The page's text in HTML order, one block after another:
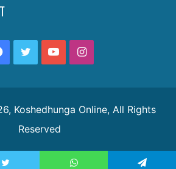
Facebook
TwitterYouTubeInstagram
Koshedhunga Online, All Rights
Reserved